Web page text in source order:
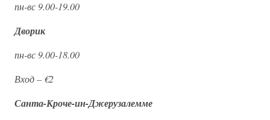
пн-вс 9.00-19.00
Дворик
пн-вс 9.00-18.00
Вход – €2
Санта-Кроче-ин-Джерузалемме